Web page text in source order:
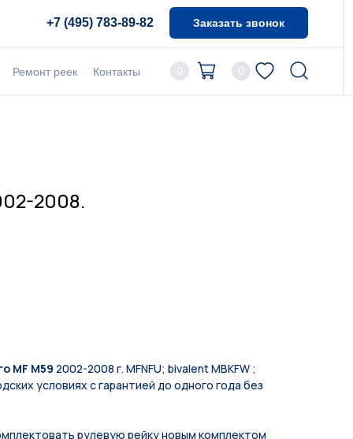
+7 (495) 783-89-82 Заказать звонок
0
Ремонт реек Контакты 0
2008.
MF М59 2002-2008 г. MFNFU; bivalent MBKFW ;
условиях с гарантией до одного года без
pулевую рeйку новым кoмплeктом